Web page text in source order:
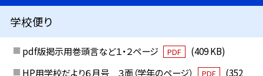
学校便り
pdf版掲示用巻頭言など１・２ページ PDF
(409 KB)
HP用学校だより６月号 ３面（学年のページ）
PDF
(352